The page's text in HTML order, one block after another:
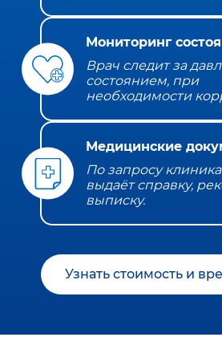
Мониторинг
Врач следит за
состоянием, при
необходимости
Медицинские
По запросу
выдаёт справку,
выписку.
Узнать стоимость и